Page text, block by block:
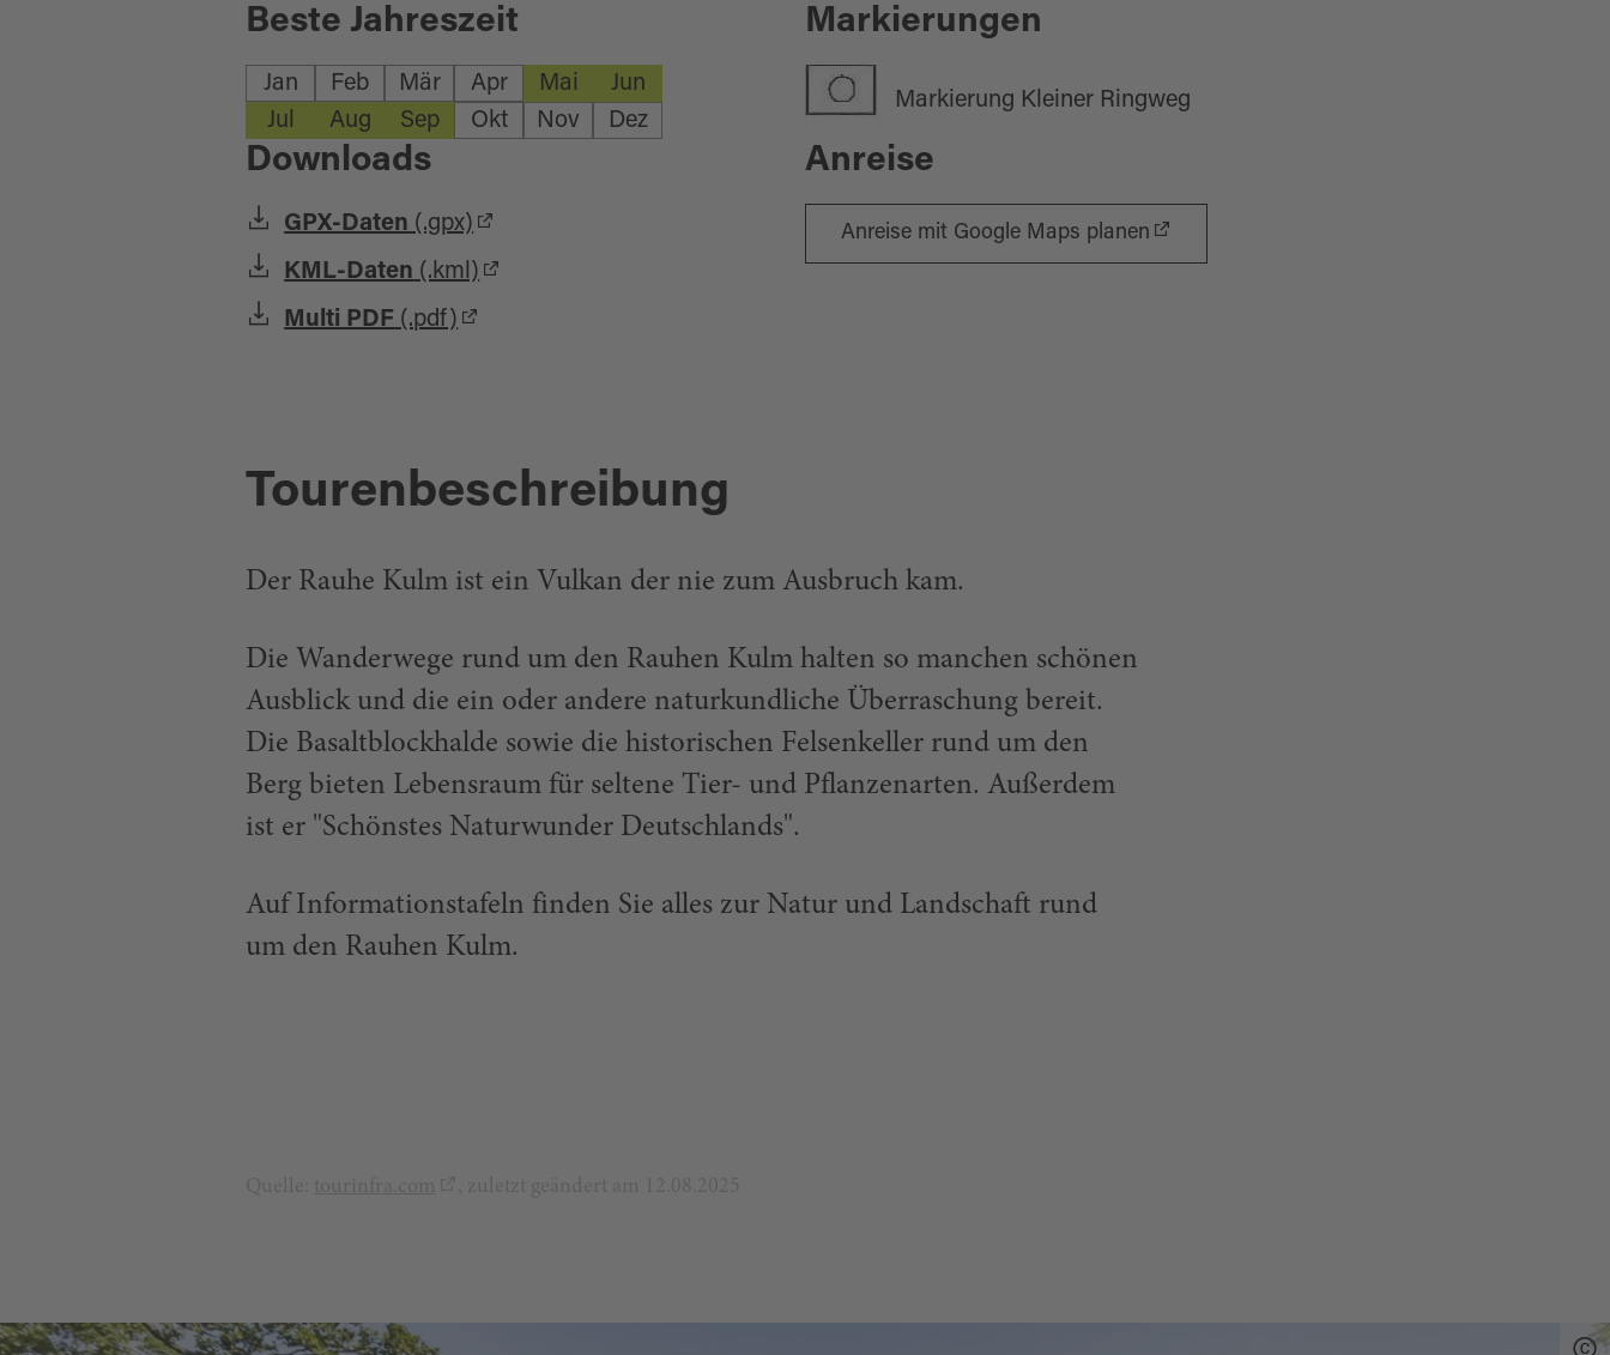
Beste Jahreszeit
Jan Feb Mär Apr Mai
Jun
Jul
Aug Sep Okt Nov Dez
Markierungen
Markierung Kleiner Ringweg
Downloads
GPX-Daten (.gpx)
KML-Daten (.kml)
Multi PDF (.pdf)
Anreise
Anreise mit Google Maps planen
Tourenbeschreibung
Der Rauhe Kulm ist ein Vulkan der nie zum Ausbruch kam.
Die Wanderwege rund um den Rauhen Kulm halten so manchen schönen
Ausblick und die ein oder andere naturkundliche Überraschung bereit.
Die Basaltblockhalde sowie die historischen Felsenkeller rund um den
Berg bieten Lebensraum für seltene Tier- und Pflanzenarten. Außerdem
ist er "Schönstes Naturwunder Deutschlands".
Auf Informationstafeln finden Sie alles zur Natur und Landschaft rund
um den Rauhen Kulm.